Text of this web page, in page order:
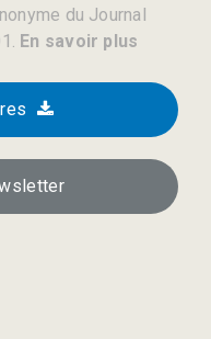
du Journal
En savoir plus